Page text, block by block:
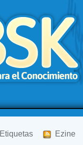
Etiquetas Ezine